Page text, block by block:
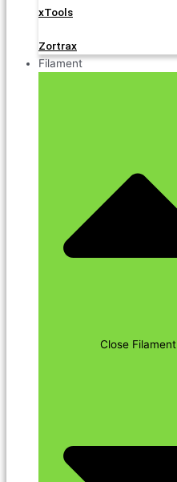
xTools
Zortrax
Filament
Close Filament